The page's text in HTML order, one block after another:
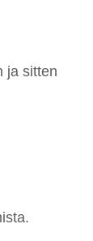
ja sitten